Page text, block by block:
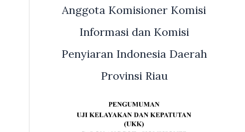
Anggota Komisioner Komisi
Informasi dan Komisi
Penyiaran Indonesia Daerah
Provinsi Riau